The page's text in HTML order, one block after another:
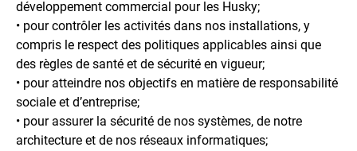
développement commercial pour les Husky;
• pour contrôler les activités dans nos installations, y
compris le respect des politiques applicables ainsi que
des règles de santé et de sécurité en vigueur;
• pour atteindre nos objectifs en matière de responsabilité
sociale et d’entreprise;
• pour assurer la sécurité de nos systèmes, de notre
architecture et de nos réseaux informatiques;